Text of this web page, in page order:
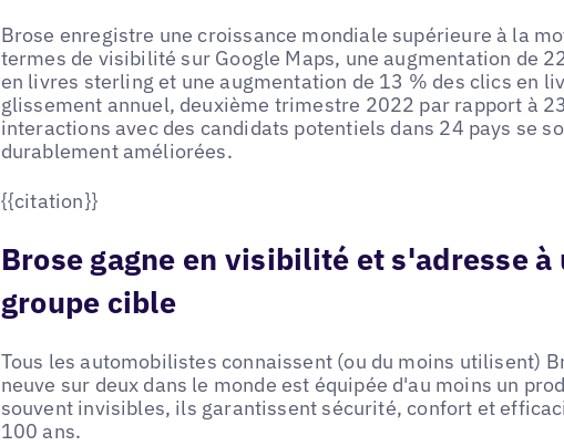
Brose enregistre une croissance mondiale supérieure à la
termes de visibilité sur Google Maps, une augmentation de
en livres sterling et une augmentation de 13 % des clics en
glissement annuel, deuxième trimestre 2022 par rapport à
interactions avec des candidats potentiels dans 24 pays se
durablement améliorées.
{{citation}}
Brose gagne en visibilité et s'adresse à
groupe cible
Tous les automobilistes connaissent (ou du moins utilisent)
neuve sur deux dans le monde est équipée d'au moins un
souvent invisibles, ils garantissent sécurité, confort et
100 ans.